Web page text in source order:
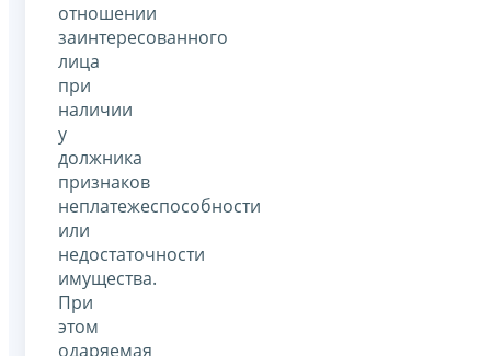
отношении
заинтересованного
лица
при
наличии
у
должника
признаков
неплатежеспособности
или
недостаточности
имущества.
При
этом
одаряемая